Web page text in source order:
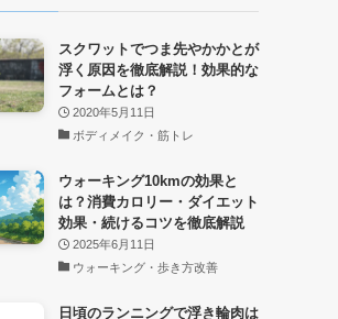
スクワットでつま先やかかとが
浮く原因を徹底解説！効果的な
フォームとは？
2020年5月11日
ボディメイク・筋トレ
ウォーキング10kmの効果と
は？消費カロリー・ダイエット
効果・続けるコツを徹底解説
2025年6月11日
ウォーキング・歩き方改善
日頃のランニングで浮き輪肉は